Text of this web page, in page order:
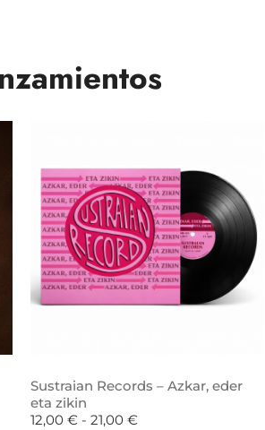
Sustraian Records – Azkar, eder
eta zikin
12,00 € - 21,00 €